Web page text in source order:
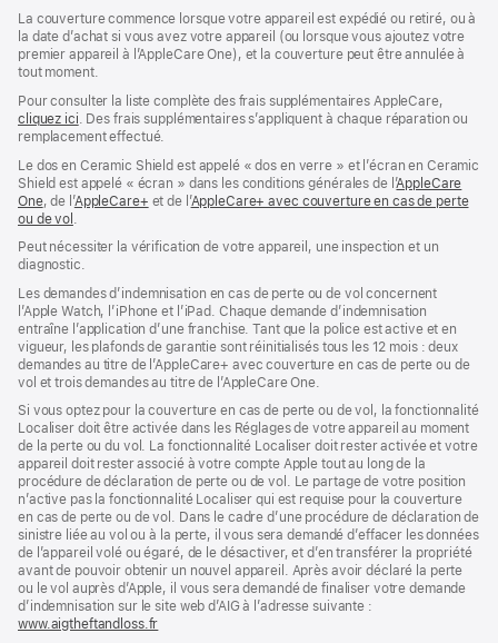
La couverture commence lorsque votre appareil est expédié ou retiré, ou à
la date d’achat si vous avez votre appareil (ou lorsque vous ajoutez votre
premier appareil à l’AppleCare One), et la couverture peut être annulée à
tout moment.
Pour consulter la liste complète des frais supplémentaires AppleCare,
cliquez ici(s’ouvre
dans
nouvelle
fenêtre)
. Des frais supplémentaires s’appliquent à chaque réparation ou
remplacement effectué.
Le dos en Ceramic Shield est appelé « dos en verre » et l’écran en Ceramic
Shield est appelé « écran » dans les conditions générales de l’AppleCare
One(s’ouvre
dans
nouvelle
fenêtre)
, de l’AppleCare+ (s’ouvre
nouvelle
et de l’AppleCare+ avec couverture en cas de perte
ou de vol
une
nouvelle
fenêtre)
Peut nécessiter la vérification de votre appareil, une inspection et un
diagnostic.
Les demandes d’indemnisation en cas de perte ou de vol concernent
l’Apple Watch, l’iPhone et l’iPad. Chaque demande d’indemnisation
entraîne l’application d’une franchise. Tant que la police est active et en
vigueur, les plafonds de garantie sont réinitialisés tous les 12 mois : deux
demandes au titre de l’AppleCare+ avec couverture en cas de perte ou de
vol et trois demandes au titre de l’AppleCare One.
Si vous optez pour la couverture en cas de perte ou de vol, la fonctionnalité
Localiser doit être activée dans les Réglages de votre appareil au moment
de la perte ou du vol. La fonctionnalité Localiser doit rester activée et votre
appareil doit rester associé à votre compte Apple tout au long de la
procédure de déclaration de perte ou de vol. Le partage de votre position
n’active pas la fonctionnalité Localiser qui est requise pour la couverture
en cas de perte ou de vol. Dans le cadre d’une procédure de déclaration de
sinistre liée au vol ou à la perte, il vous sera demandé d’effacer les données
de l’appareil volé ou égaré, de le désactiver, et d’en transférer la propriété
avant de pouvoir obtenir un nouvel appareil. Après avoir déclaré la perte
ou le vol auprès d’Apple, il vous sera demandé de finaliser votre demande
d’indemnisation sur le site web d’AIG à l’adresse suivante :
www.aigtheftandloss.fr